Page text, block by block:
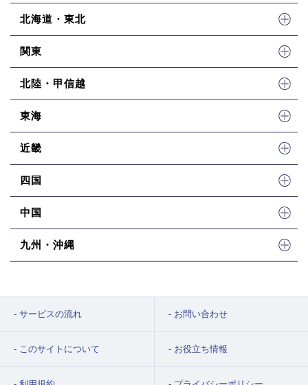
北海道・東北
関東
北陸・甲信越
東海
近畿
四国
中国
九州・沖縄
サービスの流れ お問い合わせ
このサイトについて お役立ち情報